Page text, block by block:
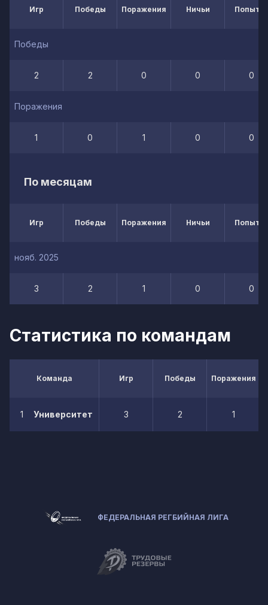
Игр Победы Поражения Ничьи
Победы
2 2 0 0 0
Поражения
1 0 1 0 0
По месяцам
Игр Победы Поражения Ничьи
нояб. 2025
3 2 1 0 0
Статистика по командам
Команда Игр Победы Поражения
1 Университет 3 2 1
ФЕДЕРАЛЬНАЯ РЕГБИЙНАЯ ЛИГА